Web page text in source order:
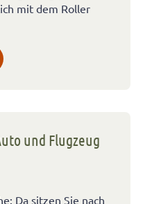
mit dem Roller
und Flugzeug
Da sitzen Sie nach